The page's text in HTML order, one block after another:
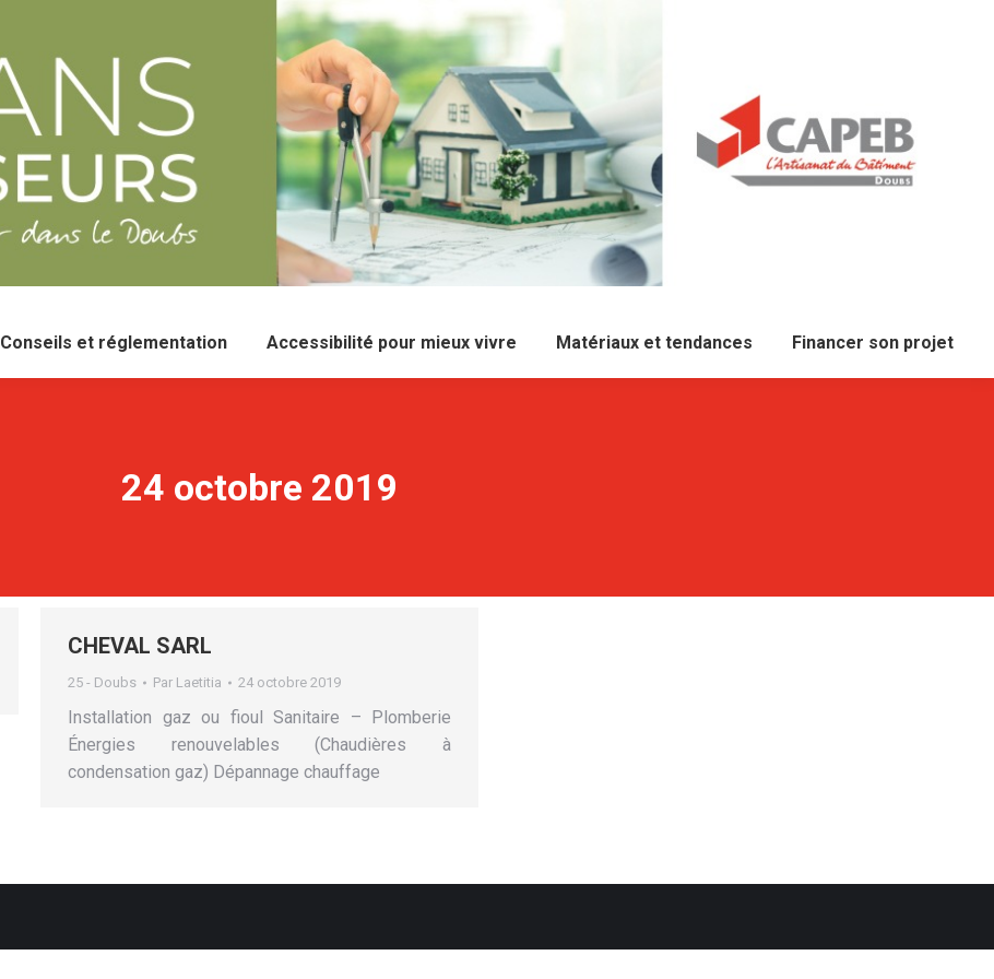
Conseils et réglementation Accessibilité pour mieux vivre Matériaux et tendances Financer son projet
24 octobre 2019
CHEVAL SARL
25 - Doubs Par Laetitia 24 octobre 2019
Installation gaz ou fioul Sanitaire – Plomberie
Énergies renouvelables (Chaudières à
condensation gaz) Dépannage chauffage